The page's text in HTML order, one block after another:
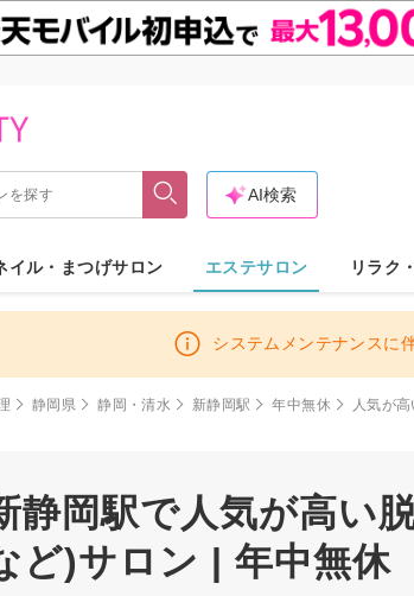
AI検索
イル・まつげサロン エステサロン リラク
システムメンテナンスに
静岡県 静岡・清水 新静岡駅 年中無休 人気が
静岡駅で人気が高い
ど)サロン | 年中無休